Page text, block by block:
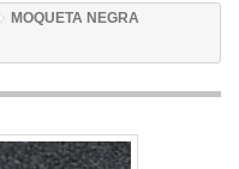
MOQUETA NEGRA